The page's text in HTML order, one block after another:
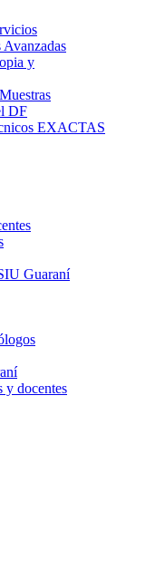
y
DF
EXACTAS
Guaraní
y docentes